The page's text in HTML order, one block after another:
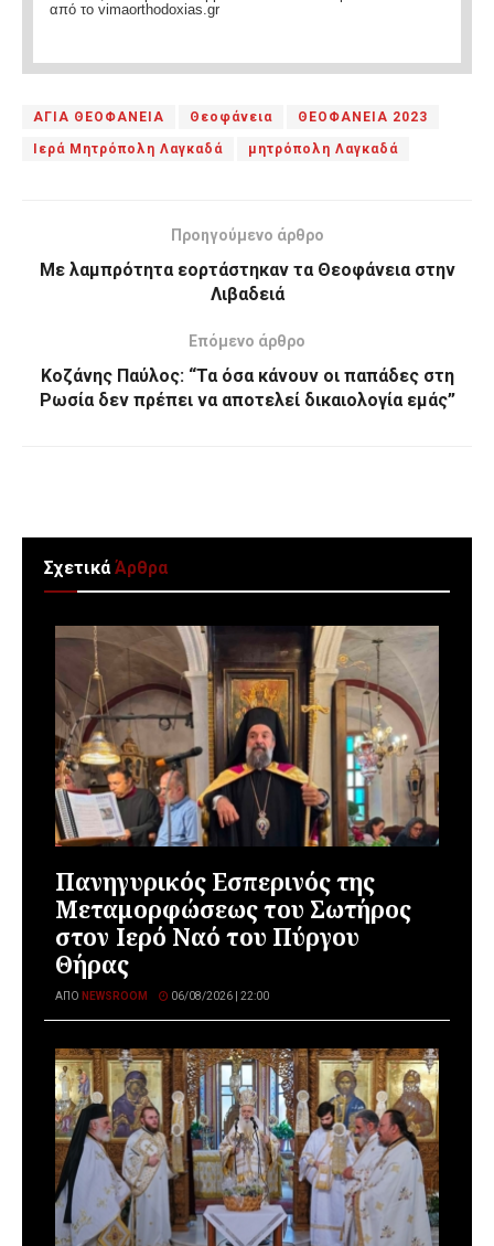
από το vimaorthodoxias.gr
ΑΓΙΑ ΘΕΟΦΑΝΕΙΑ Θεοφάνεια ΘΕΟΦΑΝΕΙΑ 2023
Ιερά Μητρόπολη Λαγκαδά μητρόπολη Λαγκαδά
Προηγούμενο άρθρο
Με λαμπρότητα εορτάστηκαν τα Θεοφάνεια στην
Λιβαδειά
Επόμενο άρθρο
Κοζάνης Παύλος: “Τα όσα κάνουν οι παπάδες στη
Ρωσία δεν πρέπει να αποτελεί δικαιολογία εμάς”
ΣχετικάΆρθρα
Πανηγυρικός Εσπερινός της
Μεταμορφώσεως του Σωτήρος
στον Ιερό Ναό του Πύργου
Θήρας
ΑΠΌ NEWSROOM 06/08/2026 | 22:00